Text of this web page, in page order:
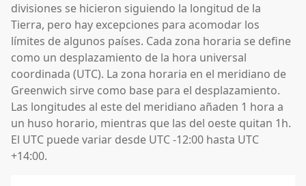
divisiones se hicieron siguiendo la longitud de la
Tierra, pero hay excepciones para acomodar los
límites de algunos países. Cada zona horaria se define
como un desplazamiento de la hora universal
coordinada (UTC). La zona horaria en el meridiano de
Greenwich sirve como base para el desplazamiento.
Las longitudes al este del meridiano añaden 1 hora a
un huso horario, mientras que las del oeste quitan 1h.
El UTC puede variar desde UTC -12:00 hasta UTC
+14:00.